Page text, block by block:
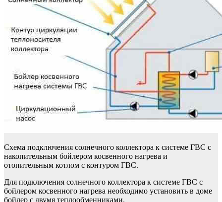
Схема подключения солнечного коллектора к системе ГВС с
накопительным бойлером косвенного нагрева и
отопительным котлом с контуром ГВС.
Для подключения солнечного коллектора к системе ГВС с
бойлером косвенного нагрева необходимо установить в доме
бойлер с двумя теплообменниками.